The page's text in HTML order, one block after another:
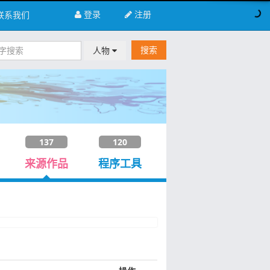
注册
登录
系我们
人物 搜索
137
来源作品
120
程序工具